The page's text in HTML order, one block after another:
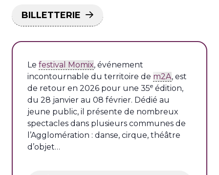
BILLETTERIE
Le festival Momix, événement
incontournable du territoire de m2A, est
de retour en 2026 pour une 35e édition,
du 28 janvier au 08 février. Dédié au
jeune public, il présente de nombreux
spectacles dans plusieurs communes de
l’Agglomération : danse, cirque, théâtre
d’objet…